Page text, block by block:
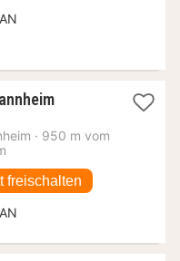
· 950 m vom
freischalten